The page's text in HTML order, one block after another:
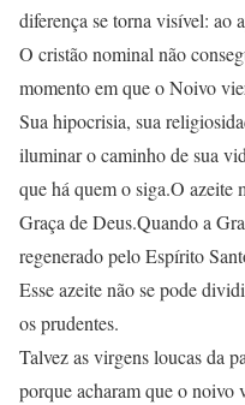
diferença se torna visível: ao
O cristão nominal não
momento em que o Noivo
Sua hipocrisia, sua
iluminar o caminho de sua
que há quem o siga.O azeite
Graça de Deus.Quando a
regenerado pelo Espírito
Esse azeite não se pode
os prudentes.
Talvez as virgens loucas da
porque acharam que o noivo